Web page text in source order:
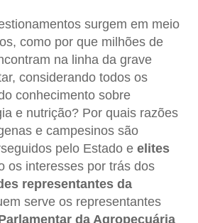
surgem em meio
como por que milhões de
na linha da grave
considerando todos os
conhecimento sobre
e nutrição? Por quais razões
e campesinos são
pelo Estado e elites
os interesses por trás dos
representantes da
serve os representantes
da Agropecuária